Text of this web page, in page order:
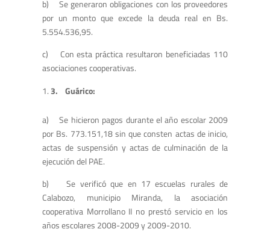
b) Se generaron obligaciones con los proveedores
por un monto que excede la deuda real en Bs.
5.554.536,95.
c) Con esta práctica resultaron beneficiadas 110
asociaciones cooperativas.
3. Guárico:
a) Se hicieron pagos durante el año escolar 2009
por Bs. 773.151,18 sin que consten actas de inicio,
actas de suspensión y actas de culminación de la
ejecución del PAE.
b) Se verificó que en 17 escuelas rurales de
Calabozo, municipio Miranda, la asociación
cooperativa Morrollano II no prestó servicio en los
años escolares 2008-2009 y 2009-2010.